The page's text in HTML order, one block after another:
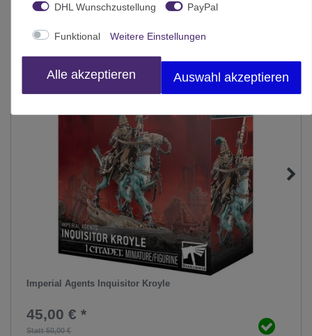
-10%
Imperial Agents Inquisitor Kroyle
Statt 50,00 €
45,00 € *
DHL Wunschzustellung PayPal
Funktional Weitere Einstellungen
Alle akzeptieren Auswahl akzeptieren